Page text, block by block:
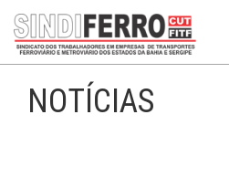
NOTÍCIAS